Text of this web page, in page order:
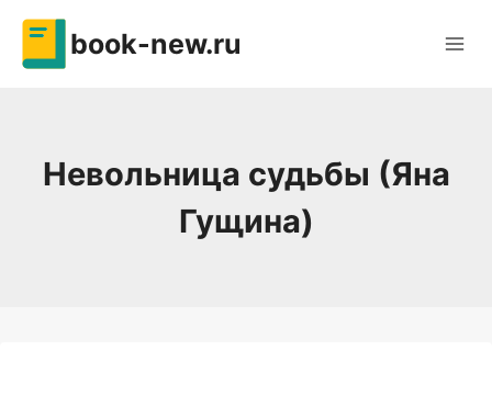
Перейти
содержимому
book-new.ru
Невольница судьбы (Яна
Гущина)